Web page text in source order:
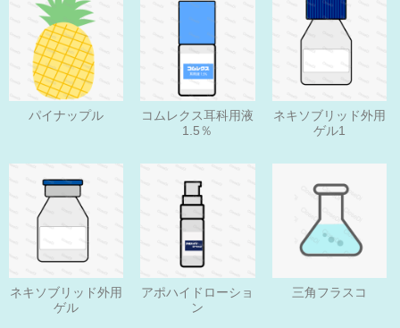
パイナップル
コムレクス耳科用液
1.5％
ネキソブリッド外用
ゲル1
ネキソブリッド外用
ゲル
アポハイドローショ
ン
三角フラスコ